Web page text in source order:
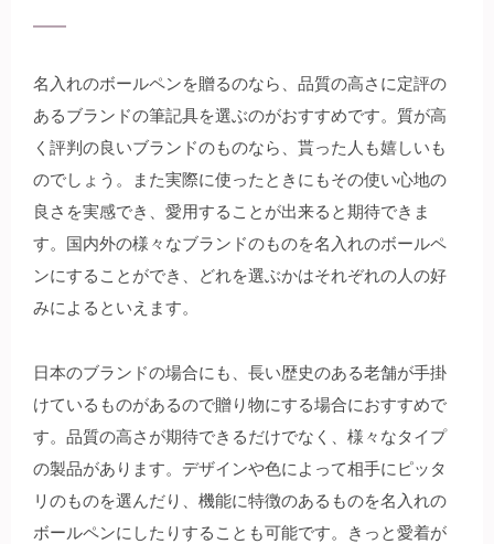
名入れのボールペンを贈るのなら、品質の高さに定評の
あるブランドの筆記具を選ぶのがおすすめです。 質が高
く評判の良いブランドのものなら、貰った人も嬉しいも
のでしょう。また実際に使ったときにもその使い心地の
良さを実感でき、愛用することが出来ると期待できま
す。国内外の様々なブランドのものを名入れのボールペ
ンにすることができ、どれを選ぶかはそれぞれの人の好
みによるといえます。
日本のブランドの場合にも、長い歴史のある老舗が手掛
けているものがあるので贈り物にする場合におすすめで
す。品質の高さが期待できるだけでなく、様々なタイプ
の製品があります。デザインや色によって相手にピッタ
リのものを選んだり、機能に特徴のあるものを名入れの
ボールペンにしたりすることも可能です。きっと愛着が